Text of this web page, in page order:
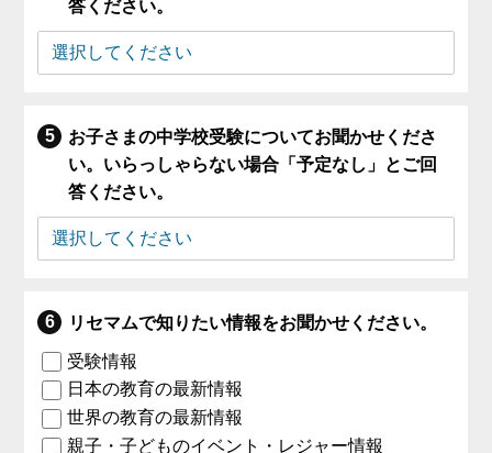
答ください。
お子さまの中学校受験についてお聞かせくださ
い。いらっしゃらない場合「予定なし」とご回
答ください。
リセマムで知りたい情報をお聞かせください。
受験情報
日本の教育の最新情報
世界の教育の最新情報
親子・子どものイベント・レジャー情報